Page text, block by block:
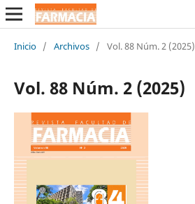
Inicio / Archivos / Vol. 88 Núm. 2 (2025)
Vol. 88 Núm. 2 (2025)